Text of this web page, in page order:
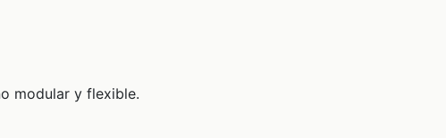
modular y flexible.